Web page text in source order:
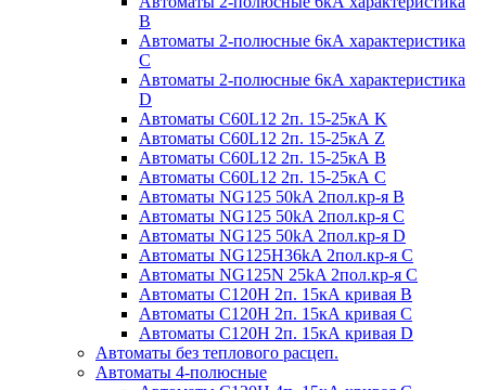
B
Автоматы 2-полюсные 6кА характеристика
C
Автоматы 2-полюсные 6кА характеристика
D
Автоматы C60L12 2п. 15-25кА K
Автоматы C60L12 2п. 15-25кА Z
Автоматы C60L12 2п. 15-25кА B
Автоматы C60L12 2п. 15-25кА C
Автоматы NG125 50kA 2пол.кр-я B
Автоматы NG125 50kA 2пол.кр-я C
Автоматы NG125 50kA 2пол.кр-я D
Автоматы NG125H36kA 2пол.кр-я C
Автоматы NG125N 25kA 2пол.кр-я C
Автоматы С120H 2п. 15кА кривая B
Автоматы С120H 2п. 15кА кривая C
Автоматы С120H 2п. 15кА кривая D
Автоматы без теплового расцеп.
Автоматы 4-полюсные